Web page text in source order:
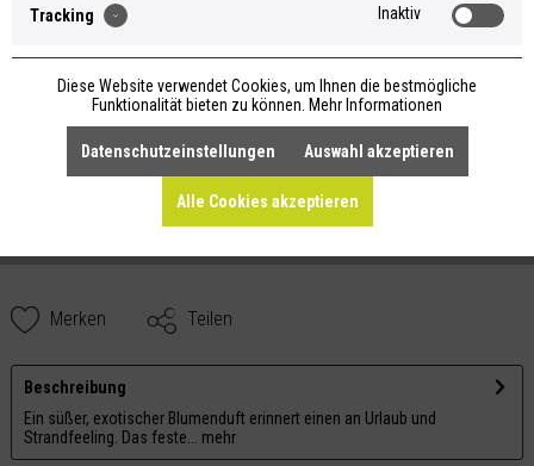
Artikelnummer
80600733
0.01 Kilogramm
Versand
Selbstabholung Manufaktur - Groß Kreutz,
Merken Teilen
Beschreibung
Ein süßer, exotischer Blumenduft erinnert einen an Urlaub und
Strandfeeling. Das feste...
mehr
Tracking Inaktiv
Diese Website verwendet Cookies, um Ihnen die bestmögliche
Funktionalität bieten zu können. Mehr Informationen
Datenschutzeinstellungen Auswahl akzeptieren
Alle Cookies akzeptieren